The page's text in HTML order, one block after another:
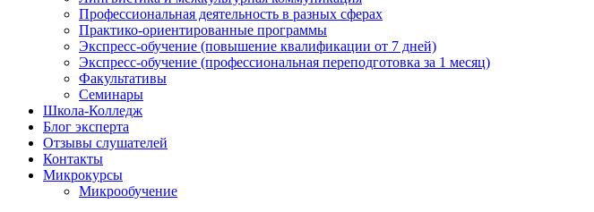
Профессиональная деятельность в разных сферах
Практико-ориентированные программы
Экспресс-обучение (повышение квалификации от 7 дней)
Экспресс-обучение (профессиональная переподготовка за 1 месяц)
Факультативы
Семинары
Школа-Колледж
Блог эксперта
Отзывы слушателей
Контакты
Микрокурсы
Микрообучение